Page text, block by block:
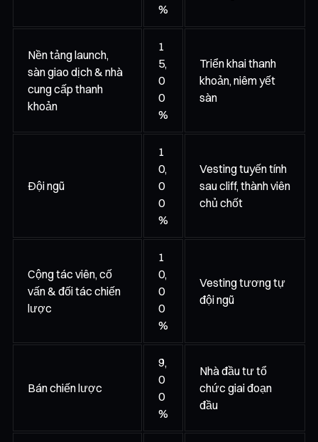
%
Nền tảng launch,
sàn giao dịch & nhà
cung cấp thanh
khoản
1
5,
0
0
%
Triển khai thanh
khoản, niêm yết
sàn
Đội ngũ
1
0,
0
0
%
Vesting tuyến tính
sau cliff, thành viên
chủ chốt
Cộng tác viên, cố
vấn & đối tác chiến
lược
1
0,
0
0
%
Vesting tương tự
đội ngũ
Bán chiến lược
9,
0
0
%
Nhà đầu tư tổ
chức giai đoạn
đầu